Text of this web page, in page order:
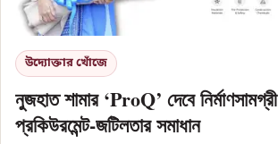
উদ্যোক্তার খোঁজে
নুজহাত শামার ‘ProQ’ দেবে নির্মাণসামগ্রী
প্রকিউরমেন্ট-জটিলতার সমাধান